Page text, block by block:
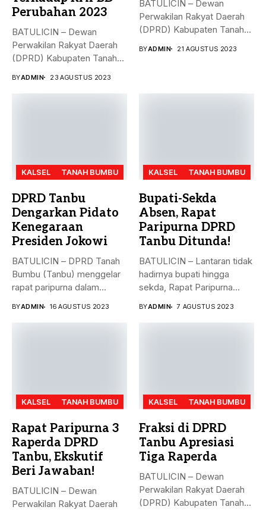
Perubahan 2023
BATULICIN – Dewan
Perwakilan Rakyat Daerah
(DPRD) Kabupaten Tanah
BYADMIN 23 AGUSTUS 2023
BATULICIN – Dewan
Perwakilan Rakyat Daerah
(DPRD) Kabupaten Tanah
BYADMIN 21 AGUSTUS 2023
KALSEL TANAH BUMBU
DPRD Tanbu
Dengarkan Pidato
Kenegaraan
Presiden Jokowi
BATULICIN – DPRD Tanah
Bumbu (Tanbu) menggelar
rapat paripurna dalam
BYADMIN 16 AGUSTUS 2023
KALSEL TANAH BUMBU
Bupati-Sekda
Absen, Rapat
Paripurna DPRD
Tanbu Ditunda!
BATULICIN – Lantaran tidak
hadirnya bupati hingga
sekda, Rapat Paripurna
BYADMIN 7 AGUSTUS 2023
KALSEL TANAH BUMBU
Rapat Paripurna 3
Raperda DPRD
Tanbu, Ekskutif
Beri Jawaban!
BATULICIN – Dewan
Perwakilan Rakyat Daerah
KALSEL TANAH BUMBU
Fraksi di DPRD
Tanbu Apresiasi
Tiga Raperda
BATULICIN – Dewan
Perwakilan Rakyat Daerah
(DPRD) Kabupaten Tanah